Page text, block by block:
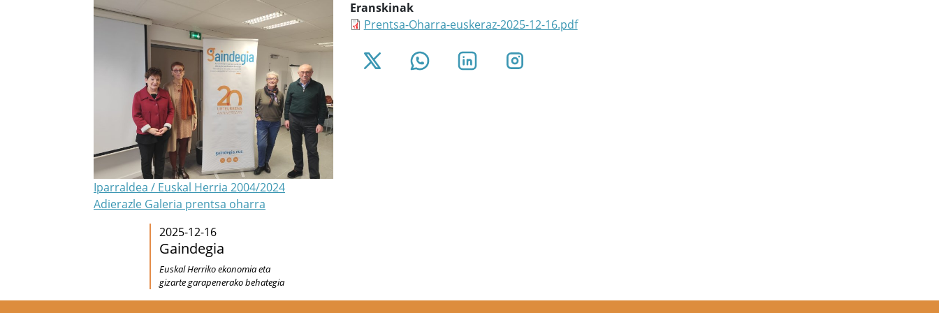
Iparraldea / Euskal Herria 2004/2024
Adierazle Galeria prentsa oharra
2025-12-16
Gaindegia
Euskal Herriko ekonomia eta
gizarte garapenerako behategia
Eranskinak
Prentsa-Oharra-euskeraz-2025-12-16.pdf